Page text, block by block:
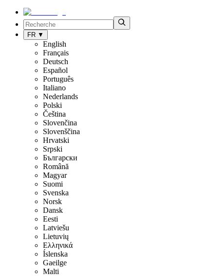
FR ▼
English
Français
Deutsch
Español
Português
Italiano
Nederlands
Polski
Čeština
Slovenčina
Slovenščina
Hrvatski
Srpski
Български
Română
Magyar
Suomi
Svenska
Norsk
Dansk
Eesti
Latviešu
Lietuvių
Ελληνικά
Íslenska
Gaeilge
Malti